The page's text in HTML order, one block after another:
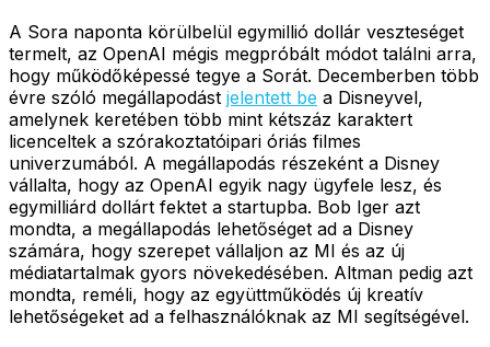
A Sora naponta körülbelül egymillió dollár veszteséget
termelt, az OpenAI mégis megpróbált módot találni arra,
hogy működőképessé tegye a Sorát. Decemberben több
évre szóló megállapodást jelentett be a Disneyvel,
amelynek keretében több mint kétszáz karaktert
licenceltek a szórakoztatóipari óriás filmes
univerzumából. A megállapodás részeként a Disney
vállalta, hogy az OpenAI egyik nagy ügyfele lesz, és
egymilliárd dollárt fektet a startupba. Bob Iger azt
mondta, a megállapodás lehetőséget ad a Disney
számára, hogy szerepet vállaljon az MI és az új
médiatartalmak gyors növekedésében. Altman pedig azt
mondta, reméli, hogy az együttműködés új kreatív
lehetőségeket ad a felhasználóknak az MI segítségével.